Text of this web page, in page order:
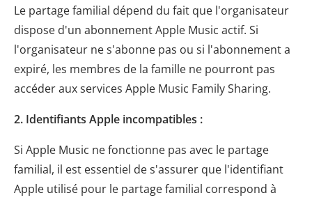
Le partage familial dépend du fait que l'organisateur
dispose d'un abonnement Apple Music actif. Si
l'organisateur ne s'abonne pas ou si l'abonnement a
expiré, les membres de la famille ne pourront pas
accéder aux services Apple Music Family Sharing.
2. Identifiants Apple incompatibles :
Si Apple Music ne fonctionne pas avec le partage
familial, il est essentiel de s'assurer que l'identifiant
Apple utilisé pour le partage familial correspond à